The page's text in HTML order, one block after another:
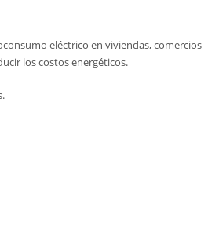
eléctrico en viviendas, comercios
los costos energéticos.